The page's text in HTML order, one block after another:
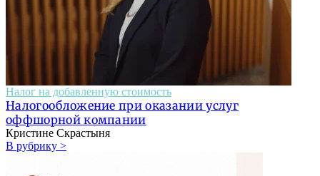
Налог на добавленную стоимость
Налогообложение при оказании услуг
оффшорной компании
Кристине Скрастыня
В рубрику >